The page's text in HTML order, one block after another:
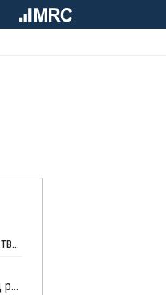
Dow построит производство карбонатных растворителей в США
ОАО Стерлитамакский нефтехимический завод работает над реализацией инвестиционных проектов